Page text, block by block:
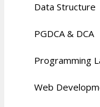
Data Structure
PGDCA & DCA
Programming
Web